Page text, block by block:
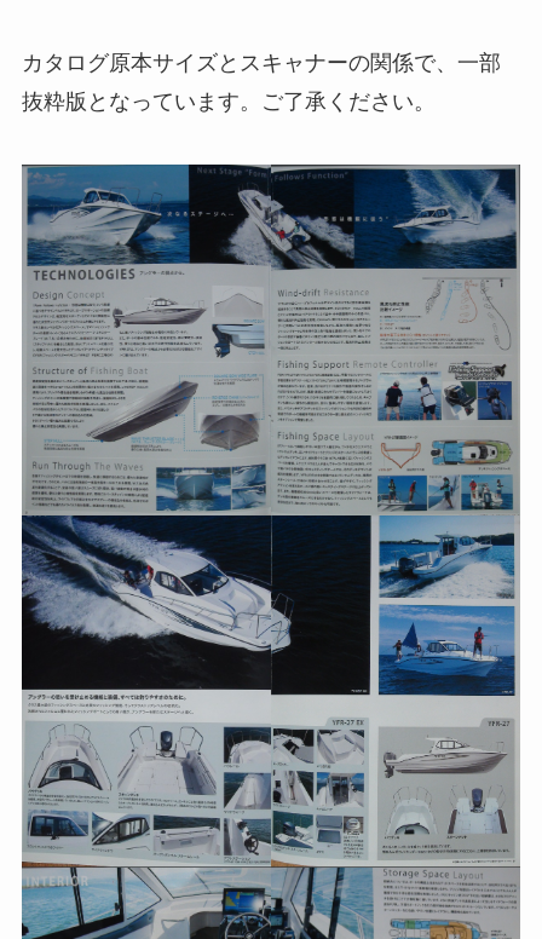
カタログ原本サイズとスキャナーの関係で、一部
抜粋版となっています。ご了承ください。